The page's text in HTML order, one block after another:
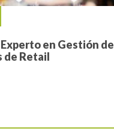
en Gestión de
de Retail